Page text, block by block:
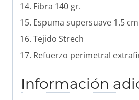
Fibra 140 gr.
Espuma supersuave 1.5 cm
Tejido Strech
Refuerzo perimetral
Información